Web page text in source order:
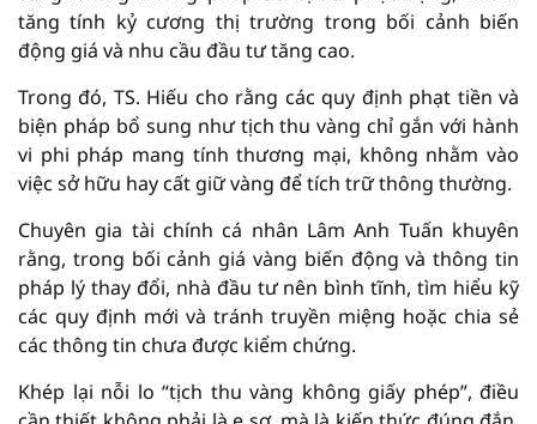
tăng tính kỷ cương thị trường trong bối cảnh biến
động giá và nhu cầu đầu tư tăng cao.
Trong đó, TS. Hiếu cho rằng các quy định phạt tiền và
biện pháp bổ sung như tịch thu vàng chỉ gắn với hành
vi phi pháp mang tính thương mại, không nhằm vào
việc sở hữu hay cất giữ vàng để tích trữ thông thường.
Chuyên gia tài chính cá nhân Lâm Anh Tuấn khuyên
rằng, trong bối cảnh giá vàng biến động và thông tin
pháp lý thay đổi, nhà đầu tư nên bình tĩnh, tìm hiểu kỹ
các quy định mới và tránh truyền miệng hoặc chia sẻ
các thông tin chưa được kiểm chứng.
Khép lại nỗi lo “tịch thu vàng không giấy phép”, điều